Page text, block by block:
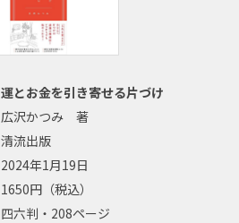
運とお金を引き寄せる片づけ
広沢かつみ 著
清流出版
2024年1月19日
1650円（税込）
四六判・208ページ